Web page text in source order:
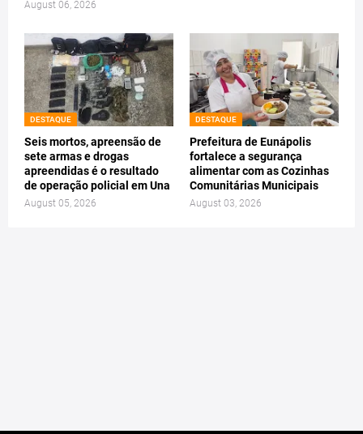
August 06, 2026
DESTAQUE
Seis mortos, apreensão de
sete armas e drogas
apreendidas é o resultado
de operação policial em Una
August 05, 2026
DESTAQUE
Prefeitura de Eunápolis
fortalece a segurança
alimentar com as Cozinhas
Comunitárias Municipais
August 03, 2026